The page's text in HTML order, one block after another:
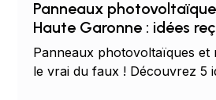
Panneaux
Haute Garonne : idées
Panneaux photovoltaïques et
le vrai du faux ! Découvrez 5